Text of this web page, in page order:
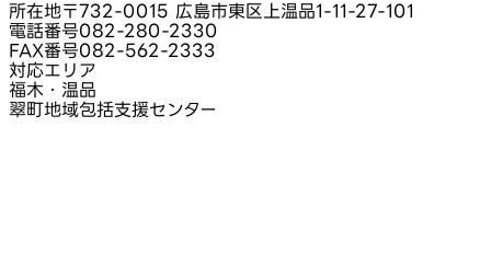
所在地〒732-0015 広島市東区上温品1-11-27-101
電話番号082-280-2330
FAX番号082-562-2333
対応エリア
福木・温品
翠町地域包括支援センター